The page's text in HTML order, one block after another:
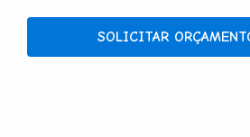
SOLICITAR